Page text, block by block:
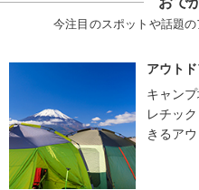
今注目のスポットや話題
アウト
キャン
レチッ
きるア